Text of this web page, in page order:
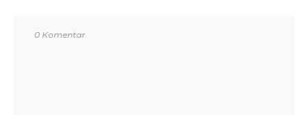
0 Komentar